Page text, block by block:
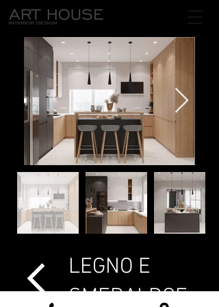
LEGNO E
SMERALDOE